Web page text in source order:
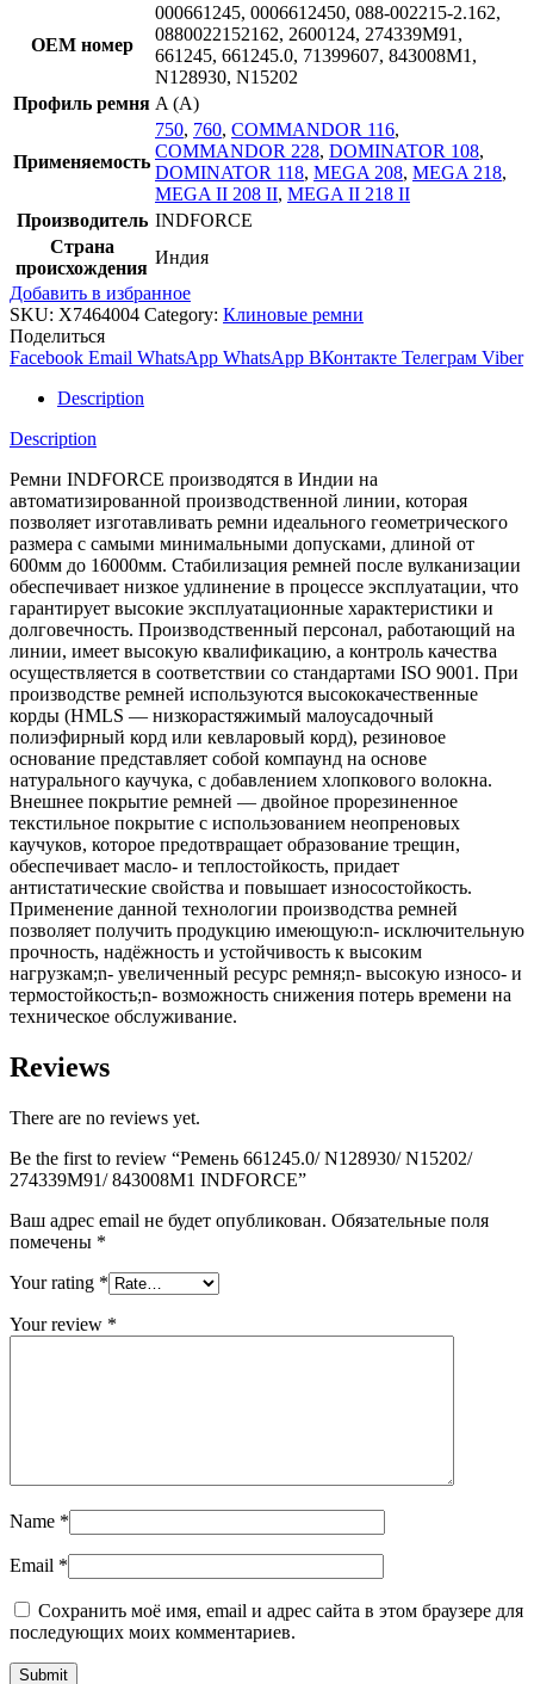
OEM номер
000661245, 0006612450, 088-002215-2.162,
0880022152162, 2600124, 274339M91,
661245, 661245.0, 71399607, 843008M1,
N128930, N15202
Профиль ремня A (A)
Применяемость
750, 760, COMMANDOR 116,
COMMANDOR 228, DOMINATOR 108,
DOMINATOR 118, MEGA 208, MEGA 218,
MEGA II 208 II, MEGA II 218 II
Производитель INDFORCE
Страна
происхождения
Индия
Добавить в избранное
SKU: X7464004 Category: Клиновые ремни
Поделиться
Facebook Email WhatsApp WhatsApp ВКонтакте Телеграм Viber
Description
Description
Ремни INDFORCE производятся в Индии на
автоматизированной производственной линии, которая
позволяет изготавливать ремни идеального геометрического
размера с самыми минимальными допусками, длиной от
600мм до 16000мм. Стабилизация ремней после вулканизации
обеспечивает низкое удлинение в процессе эксплуатации, что
гарантирует высокие эксплуатационные характеристики и
долговечность. Производственный персонал, работающий на
линии, имеет высокую квалификацию, а контроль качества
осуществляется в соответствии со стандартами ISO 9001. При
производстве ремней используются высококачественные
корды (HMLS — низкорастяжимый малоусадочный
полиэфирный корд или кевларовый корд), резиновое
основание представляет собой компаунд на основе
натурального каучука, с добавлением хлопкового волокна.
Внешнее покрытие ремней — двойное прорезиненное
текстильное покрытие с использованием неопреновых
каучуков, которое предотвращает образование трещин,
обеспечивает масло- и теплостойкость, придает
антистатические свойства и повышает износостойкость.
Применение данной технологии производства ремней
позволяет получить продукцию имеющую:n- исключительную
прочность, надёжность и устойчивость к высоким
нагрузкам;n- увеличенный ресурс ремня;n- высокую износо- и
термостойкость;n- возможность снижения потерь времени на
техническое обслуживание.
Reviews
There are no reviews yet.
Be the first to review “Ремень 661245.0/ N128930/ N15202/
274339M91/ 843008M1 INDFORCE”
Ваш адрес email не будет опубликован. Обязательные поля
помечены *
Your rating *
Your review *
Name *
Email *
Сохранить моё имя, email и адрес сайта в этом браузере для
последующих моих комментариев.